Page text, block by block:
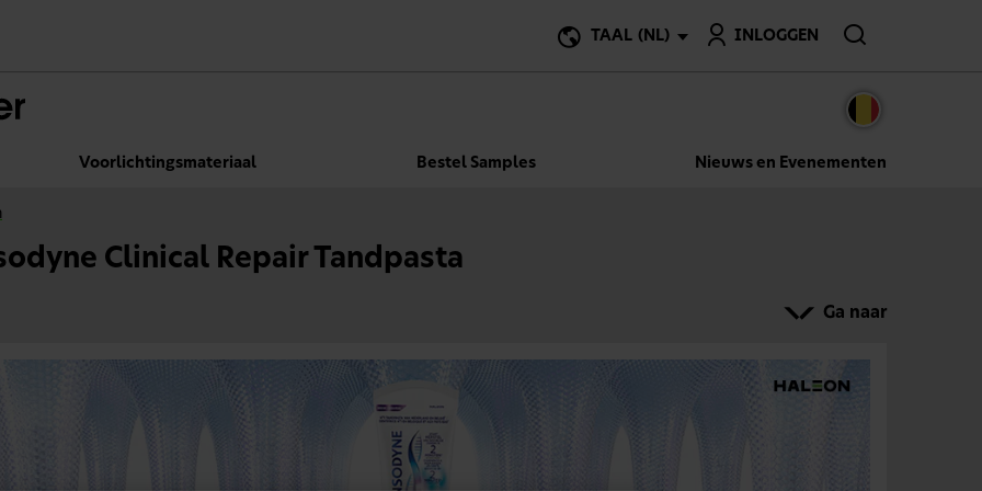
TAAL (NL) INLOGGEN
Zoeken
Voorlichtingsmateriaal Bestel Samples Nieuws en Evenementen
Clinical Repair Tandpasta
Ga naar